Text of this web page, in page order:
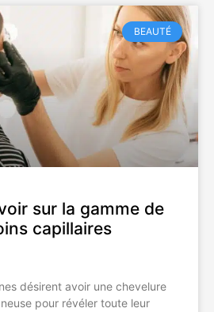
BEAUTÉ
sur la gamme de
capillaires
désirent avoir une chevelure
pour révéler toute leur